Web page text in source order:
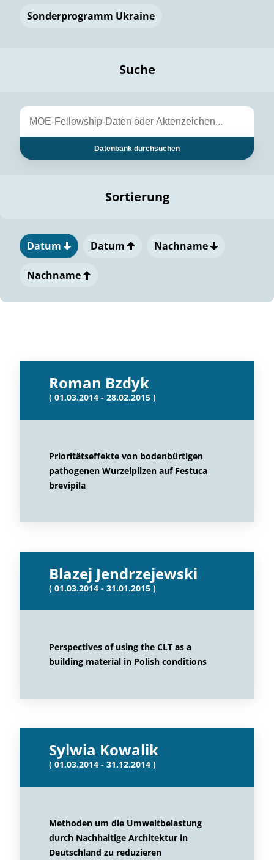
Sonderprogramm Ukraine
Suche
Datenbank durchsuchen
Sortierung
Datum Datum Nachname
Nachname
Roman Bzdyk
( 01.03.2014 - 28.02.2015 )
Prioritätseffekte von bodenbürtigen
pathogenen Wurzelpilzen auf Festuca
brevipila
Blazej Jendrzejewski
( 01.03.2014 - 31.01.2015 )
Perspectives of using the CLT as a
building material in Polish conditions
Sylwia Kowalik
( 01.03.2014 - 31.12.2014 )
Methoden um die Umweltbelastung
durch Nachhaltige Architektur in
Deutschland zu reduzieren